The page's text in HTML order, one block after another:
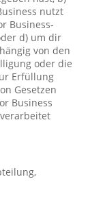
nutzt
Business-
d) um dir
von den
oder die
Erfüllung
Gesetzen
Business